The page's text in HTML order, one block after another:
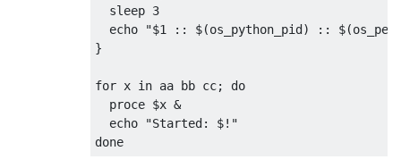
  sleep
3
  echo
"$1 :: $(os_python_pid) ::
}
for x in aa bb cc;
do
  proce $x
&
  echo
"Started: $!"
done